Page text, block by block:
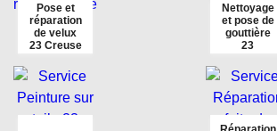
Pose et
réparation
de velux
23 Creuse
Nettoyage
et pose de
gouttière
23